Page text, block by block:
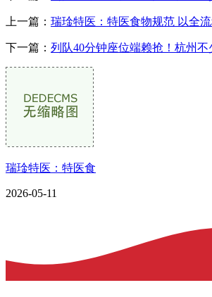
上一篇： 瑞琻特医：特医食物规范 以全
下一篇： 列队40分钟座位端赖抢！杭州
瑞琻特医：特医食
2026-05-11